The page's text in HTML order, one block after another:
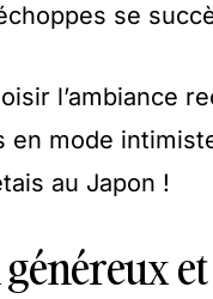
se
l’ambiance
en mode
au Japon !